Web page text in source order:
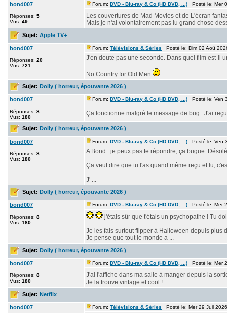
bond007
Réponses: 5
Vus: 49
Forum: DVD - Blu-ray & Co (HD DVD, ...) Posté le: Mer
Les couvertures de Mad Movies et de L'écran
Mais je n'ai volontairement pas lu grand chose
Sujet: Apple TV+
bond007
Réponses: 20
Vus: 721
Forum: Télévisions & Séries Posté le: Dim 02 Aoû
J'en doute pas une seconde. Dans quel film est-il
No Country for Old Men
Sujet: Dolly ( horreur, épouvante 2026 )
bond007
Réponses: 8
Vus: 180
Forum: DVD - Blu-ray & Co (HD DVD, ...) Posté le: Ven
Ça fonctionne malgré le message de bug : J'ai
Sujet: Dolly ( horreur, épouvante 2026 )
bond007
Réponses: 8
Vus: 180
Forum: DVD - Blu-ray & Co (HD DVD, ...) Posté le: Ven
A Bond : je peux pas te répondre, ça bugue.
Ça veut dire que tu l'as quand même reçu et lu,
J' ...
Sujet: Dolly ( horreur, épouvante 2026 )
bond007
Réponses: 8
Vus: 180
Forum: DVD - Blu-ray & Co (HD DVD, ...) Posté le: Mer
j'étais sûr que t'étais un psychopathe ! Tu
Je les fais surtout flipper à Halloween depuis plus
Je pense que tout le monde a ...
Sujet: Dolly ( horreur, épouvante 2026 )
bond007
Réponses: 8
Vus: 180
Forum: DVD - Blu-ray & Co (HD DVD, ...) Posté le: Mer
J'ai l'affiche dans ma salle à manger depuis la
Je la trouve vintage et cool !
Sujet: Netflix
bond007 Forum: Télévisions & Séries Posté le: Mer 29 Juil